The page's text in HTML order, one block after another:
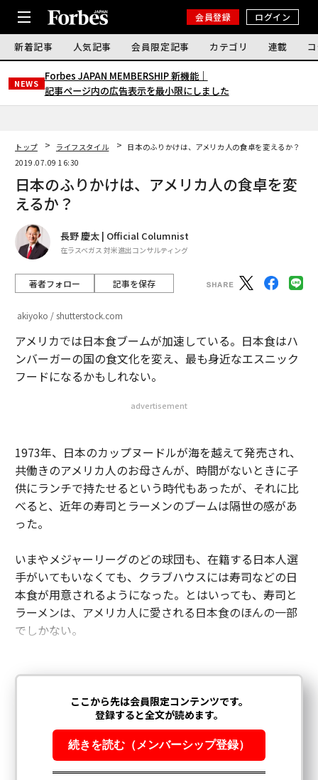
会員登録 ログイン
新着記事 人気記事 会員限定記事 カテゴリ 連載
NEWS
Forbes JAPAN MEMBERSHIP 新機能｜
記事ページ内の広告表示を最小限にしました
トップ ライフスタイル
日本のふりかけは、アメリカ人の食卓を変えるか？
2019.07.09 16:30
日本のふりかけは、アメリカ人の食卓を変
えるか？
長野 慶太 | Official Columnist
在ラスベガス 対米進出コンサルティング
著者フォロー 記事を保存
akiyoko / shutterstock.com
アメリカでは日本食ブームが加速している。日本食はハ
ンバーガーの国の食文化を変え、最も身近なエスニック
フードになるかもしれない。
advertisement
1973年、日本のカップヌードルが海を越えて発売され、
共働きのアメリカ人のお母さんが、時間がないときに子
供にランチで持たせるという時代もあったが、それに比
べると、近年の寿司とラーメンのブームは隔世の感があ
った。
いまやメジャーリーグのどの球団も、在籍する日本人選
手がいてもいなくても、クラブハウスには寿司などの日
本食が用意されるようになった。とはいっても、寿司と
ラーメンは、アメリカ人に愛される日本食のほんの一部
でしかない。